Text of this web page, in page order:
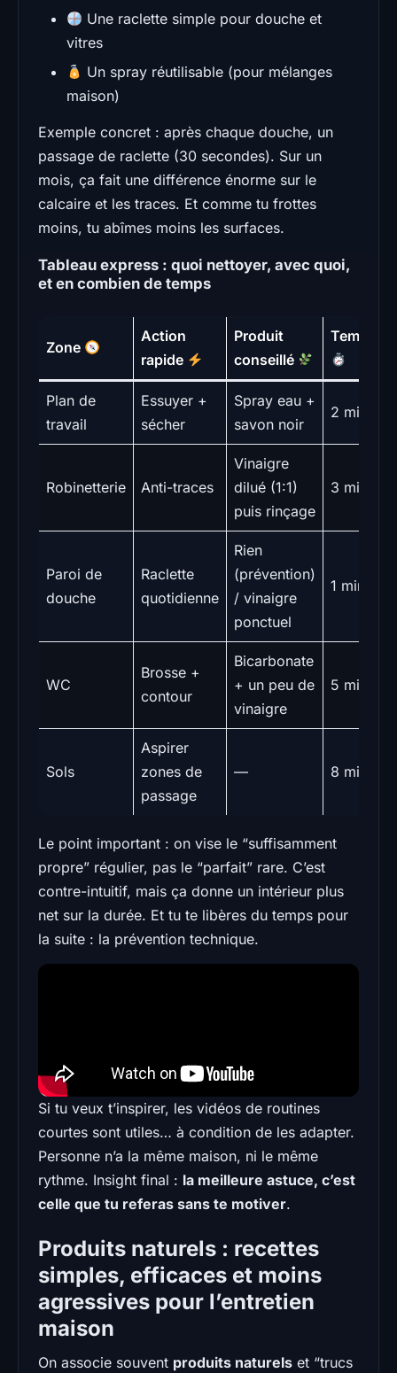
Une raclette simple pour douche et
vitres
Un spray réutilisable (pour mélanges
maison)
Exemple concret : après chaque douche, un
passage de raclette (30 secondes). Sur un
mois, ça fait une différence énorme sur le
calcaire et les traces. Et comme tu frottes
moins, tu abîmes moins les surfaces.
Tableau express : quoi nettoyer, avec quoi,
et en combien de temps
Zone
Action
rapide
Produit
conseillé
Temps
Plan de
travail
Essuyer +
sécher
Spray eau +
savon noir
2 min
Robinetterie Anti-traces
Vinaigre
dilué (1:1)
puis rinçage
3 min
Paroi de
douche
Raclette
quotidienne
Rien
(prévention)
/ vinaigre
ponctuel
1 min
WC
Brosse +
contour
Bicarbonate
+ un peu de
vinaigre
5 min
Sols
Aspirer
zones de
passage
— 8 min
Le point important : on vise le “suffisamment
propre” régulier, pas le “parfait” rare. C’est
contre-intuitif, mais ça donne un intérieur plus
net sur la durée. Et tu te libères du temps pour
la suite : la prévention technique.
Si tu veux t’inspirer, les vidéos de routines
courtes sont utiles… à condition de les adapter.
Personne n’a la même maison, ni le même
rythme. Insight final : la meilleure astuce, c’est
celle que tu referas sans te motiver.
Produits naturels : recettes
simples, efficaces et moins
agressives pour l’entretien
maison
On associe souvent produits naturels et “trucs